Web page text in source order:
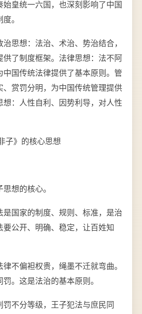
始皇统一六国，也深刻影响了中国
。
思想：法治、术治、势治结合，
供了制度框架。法律思想：法不阿
中国传统法律提供了基本原则。管
、赏罚分明，为中国传统管理提供
想：人性自利、因势利导，对人性
子》的核心思想
想的核心。
是国家的制度、规则、标准，是治
要公开、明确、稳定，让百姓知
律不偏袒权贵，绳墨不迁就弯曲。
。这是法治的基本原则。
罚不分等级，王子犯法与庶民同